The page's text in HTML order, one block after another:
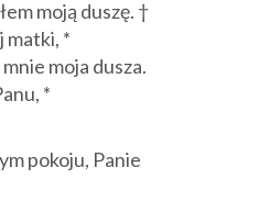
moją duszę. †
matki, *
moja dusza.
*
pokoju, Panie